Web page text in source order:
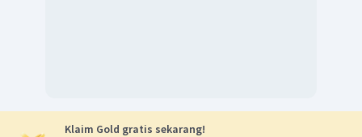
Klaim Gold gratis sekarang!